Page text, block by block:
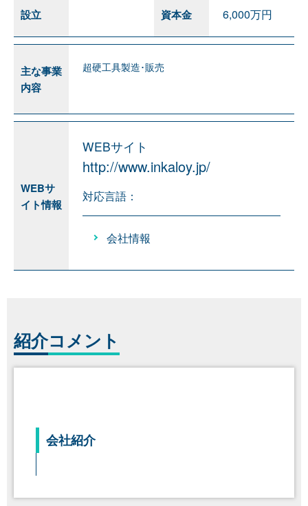
設立 資本金 6,000万円
主な事業
内容
超硬工具製造･販売
WEBサ
イト情報
WEBサイト
http://www.inkaloy.jp/
対応言語：
会社情報
紹介コメント
会社紹介